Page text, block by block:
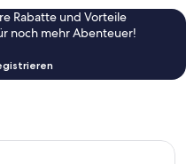
Rabatte und Vorteile
noch mehr Abenteuer!